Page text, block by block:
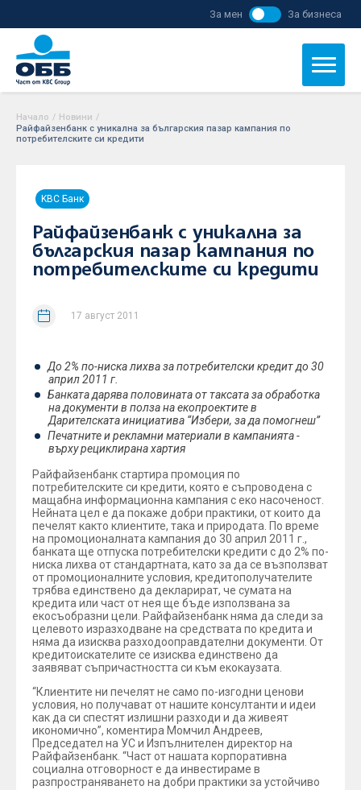
За мен За бизнеса
Начало / Новини /
Райфайзенбанк с уникална за българския пазар кампания по
потребителските си кредити
KBC Банк
Райфайзенбанк с уникална за
българския пазар кампания по
потребителските си кредити
17 август 2011
До 2% по-ниска лихва за потребителски кредит до 30
април 2011 г.
Банката дарява половината от таксата за обработка
на документи в полза на екопроектите в
Дарителската инициатива “Избери, за да помогнеш”
Печатните и рекламни материали в кампанията -
върху рециклирана хартия
Райфайзенбанк стартира промоция по
потребителските си кредити, която e съпроводена с
мащабна информационна кампания с еко насоченост.
Нейната цел е да покаже добри практики, от които да
печелят както клиентите, така и природата. По време
на промоционалната кампания до 30 април 2011 г.,
банката ще отпуска потребителски кредити с до 2% по-
ниска лихва от стандартната, като за да се възползват
от промоционалните условия, кредитополучателите
трябва единствено да декларират, че сумата на
кредита или част от нея ще бъде използвана за
екосъобразни цели. Райфайзенбанк няма да следи за
целевото изразходване на средствата по кредита и
няма да изисква разходооправдателни документи. От
кредитоискателите се изисква единствено да
заявяват съпричастността си към екокаузата.
“Клиентите ни печелят не само по-изгодни ценови
условия, но получават от нашите консултанти и идеи
как да си спестят излишни разходи и да живеят
икономично”, коментира Момчил Андреев,
Председател на УС и Изпълнителен директор на
Райфайзенбанк. “Част от нашата корпоративна
социална отговорност е да инвестираме в
разпространяването на добри практики за устойчиво